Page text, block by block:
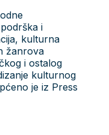
i
kulturna
žanrova
i ostalog
kulturnog
je iz Press